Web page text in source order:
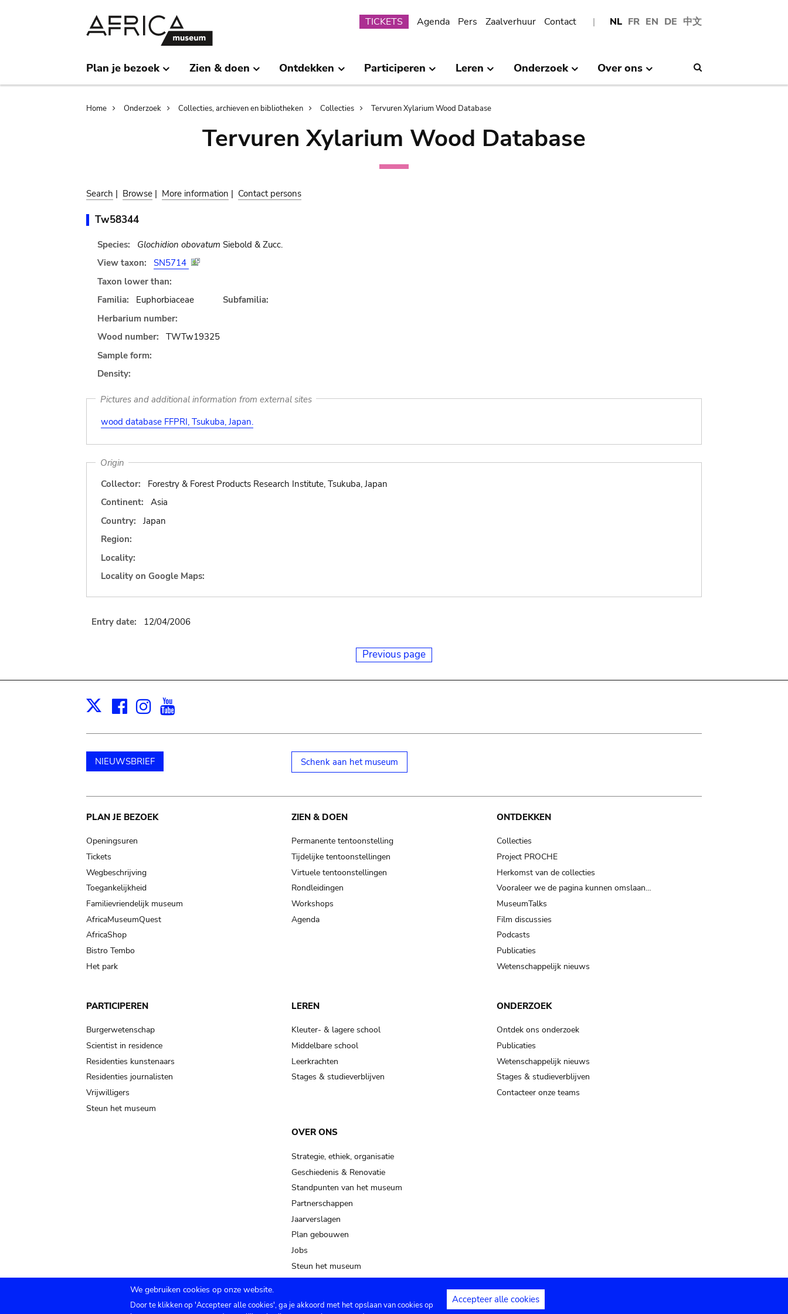
NL FR EN DE 中文
Submenu
TICKETS Agenda Pers Zaalverhuur Contact
Plan je bezoek Zien & doen Ontdekken Participeren Leren Onderzoek Over ons
Breadcrumb
Home Onderzoek Collecties, archieven en bibliotheken Collecties Tervuren Xylarium Wood Database
Tervuren Xylarium Wood Database
Search | Browse | More information | Contact persons
Tw58344
Species: Glochidion obovatum Siebold & Zucc.
View taxon:
SN5714
Taxon lower than:
Familia:
Euphorbiaceae
Subfamilia:
Herbarium number:
Wood number:
TWTw19325
Sample form:
Density:
Pictures and additional information from external sites
wood database FFPRI, Tsukuba, Japan.
Origin
Collector:
Forestry & Forest Products Research Institute, Tsukuba, Japan
Continent:
Asia
Country:
Japan
Region:
Locality:
Locality on Google Maps:
Entry date: 12/04/2006
Previous page
X Facebook
Instagram
NIEUWSBRIEF Schenk aan het museum
Main
navigation
PLAN JE BEZOEK
Openingsuren
Tickets
Wegbeschrijving
Toegankelijkheid
Familievriendelijk museum
AfricaMuseumQuest
AfricaShop
Bistro Tembo
Het park
ZIEN & DOEN
Permanente tentoonstelling
Tijdelijke tentoonstellingen
Virtuele tentoonstellingen
Rondleidingen
Workshops
Agenda
ONTDEKKEN
Collecties
Project PROCHE
Herkomst van de collecties
Vooraleer we de pagina kunnen omslaan…
MuseumTalks
Film discussies
Podcasts
Publicaties
Wetenschappelijk nieuws
PARTICIPEREN
Burgerwetenschap
Scientist in residence
Residenties kunstenaars
Residenties journalisten
Vrijwilligers
Steun het museum
LEREN
Kleuter- & lagere school
Middelbare school
Leerkrachten
Stages & studieverblijven
ONDERZOEK
Ontdek ons onderzoek
Publicaties
Wetenschappelijk nieuws
Stages & studieverblijven
Contacteer onze teams
OVER ONS
Strategie, ethiek, organisatie
Geschiedenis & Renovatie
Standpunten van het museum
Partnerschappen
Jaarverslagen
Plan gebouwen
Jobs
Steun het museum
We gebruiken cookies op onze website.
Door te klikken op 'Accepteer alle cookies', ga je akkoord met het opslaan van cookies op
Accepteer alle cookies